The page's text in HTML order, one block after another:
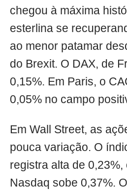
chegou à máxima
esterlina se
ao menor patamar
do Brexit. O DAX, de
0,15%. Em Paris, o
0,05% no campo
Em Wall Street, as
pouca variação. O
registra alta de 0,23%,
Nasdaq sobe 0,37%.